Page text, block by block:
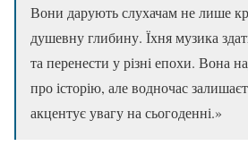
Вони дарують слухачам не лише
душевну глибину. Їхня музика
та перенести у різні епохи. Вона
про історію, але водночас
акцентує увагу на сьогоденні.»